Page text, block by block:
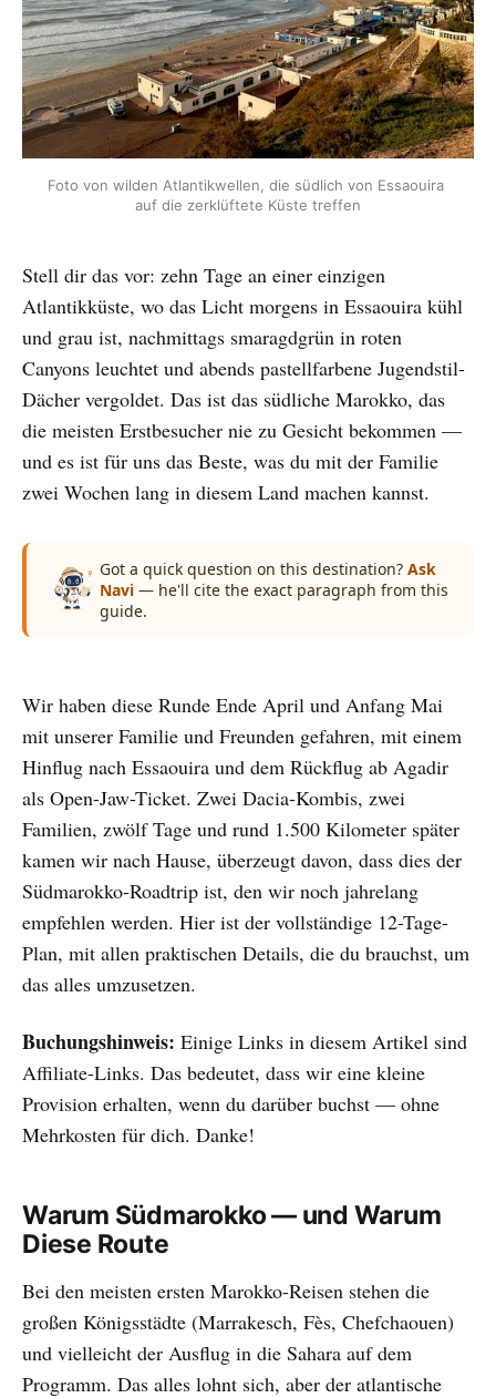
Foto von wilden Atlantikwellen, die südlich von Essaouira
auf die zerklüftete Küste treffen
Stell dir das vor: zehn Tage an einer einzigen
Atlantikküste, wo das Licht morgens in Essaouira kühl
und grau ist, nachmittags smaragdgrün in roten
Canyons leuchtet und abends pastellfarbene Jugendstil-
Dächer vergoldet. Das ist das südliche Marokko, das
die meisten Erstbesucher nie zu Gesicht bekommen —
und es ist für uns das Beste, was du mit der Familie
zwei Wochen lang in diesem Land machen kannst.
Got a quick question on this destination? Ask
Navi — he'll cite the exact paragraph from this
guide.
Wir haben diese Runde Ende April und Anfang Mai
mit unserer Familie und Freunden gefahren, mit einem
Hinflug nach Essaouira und dem Rückflug ab Agadir
als Open-Jaw-Ticket. Zwei Dacia-Kombis, zwei
Familien, zwölf Tage und rund 1.500 Kilometer später
kamen wir nach Hause, überzeugt davon, dass dies der
Südmarokko-Roadtrip ist, den wir noch jahrelang
empfehlen werden. Hier ist der vollständige 12-Tage-
Plan, mit allen praktischen Details, die du brauchst, um
das alles umzusetzen.
Buchungshinweis: Einige Links in diesem Artikel sind
Affiliate-Links. Das bedeutet, dass wir eine kleine
Provision erhalten, wenn du darüber buchst — ohne
Mehrkosten für dich. Danke!
Warum Südmarokko — und Warum
Diese Route
Bei den meisten ersten Marokko-Reisen stehen die
großen Königsstädte (Marrakesch, Fès, Chefchaouen)
und vielleicht der Ausflug in die Sahara auf dem
Programm. Das alles lohnt sich, aber der atlantische